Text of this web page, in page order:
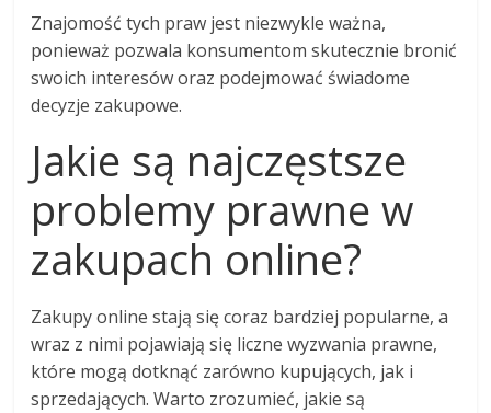
Znajomość tych praw jest niezwykle ważna,
ponieważ pozwala konsumentom skutecznie bronić
swoich interesów oraz podejmować świadome
decyzje zakupowe.
Jakie są najczęstsze
problemy prawne w
zakupach online?
Zakupy online stają się coraz bardziej popularne, a
wraz z nimi pojawiają się liczne wyzwania prawne,
które mogą dotknąć zarówno kupujących, jak i
sprzedających. Warto zrozumieć, jakie są